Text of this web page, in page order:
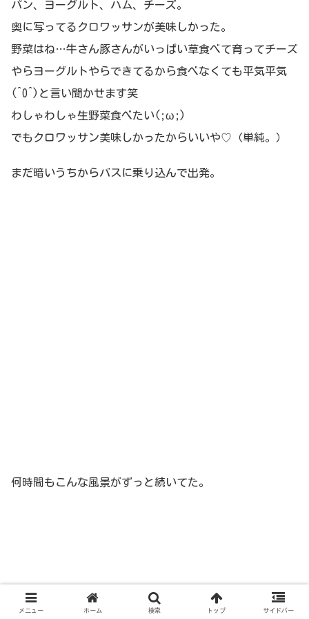
パン、ヨーグルト、ハム、チーズ。
奥に写ってるクロワッサンが美味しかった。
野菜はね…牛さん豚さんがいっぱい草食べて育ってチーズ
やらヨーグルトやらできてるから食べなくても平気平気
(^O^)と言い聞かせます笑
わしゃわしゃ生野菜食べたい(;ω;)
でもクロワッサン美味しかったからいいや♡（単純。）
まだ暗いうちからバスに乗り込んで出発。
何時間もこんな風景がずっと続いてた。
メニュー ホーム 検索 トップ サイドバー